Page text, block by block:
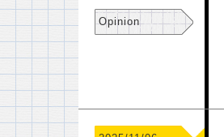
Opinion